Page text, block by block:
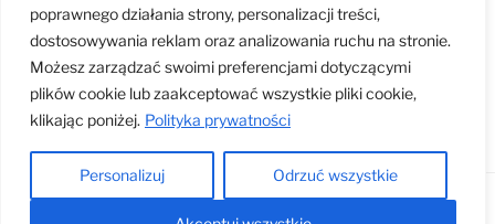
poprawnego działania strony, personalizacji treści,
dostosowywania reklam oraz analizowania ruchu na stronie.
Możesz zarządzać swoimi preferencjami dotyczącymi
plików cookie lub zaakceptować wszystkie pliki cookie,
klikając poniżej. Polityka prywatności
Personalizuj Odrzuć wszystkie
Dumnie wspierane przez WordPress